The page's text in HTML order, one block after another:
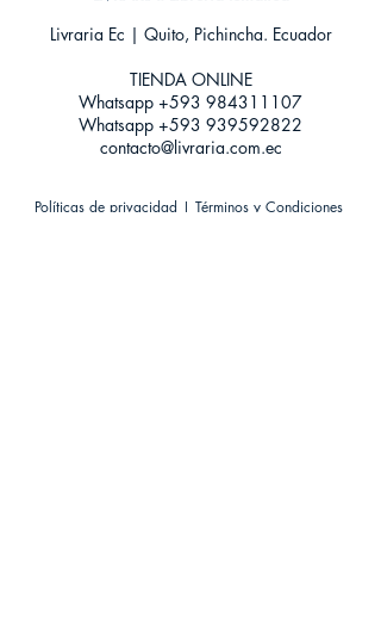
Categoría: Narrativa romántica Juvenil
Tamaño: Grande
Livraria Ec | Quito, Pichincha. Ecuador
TIENDA ONLINE​
Whatsapp +593 984311107
Whatsapp +593 939592822
contacto@livraria.com.ec
Políticas de privacidad | Términos y Condiciones